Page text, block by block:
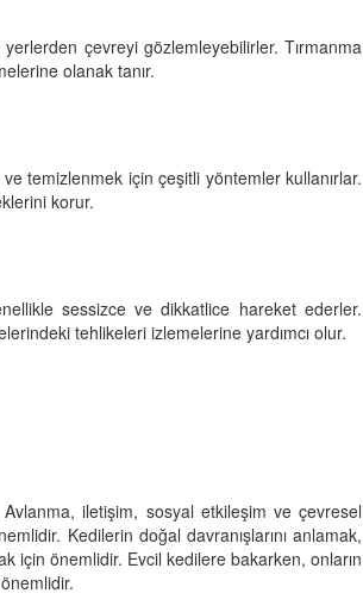
çevreyi gözlemleyebilirler. Tırmanma
olanak tanır.
temizlenmek için çeşitli yöntemler kullanırlar.
korur.
sessizce ve dikkatlice hareket ederler.
tehlikeleri izlemelerine yardımcı olur.
iletişim, sosyal etkileşim ve çevresel
Kedilerin doğal davranışlarını anlamak,
için önemlidir. Evcil kedilere bakarken, onların